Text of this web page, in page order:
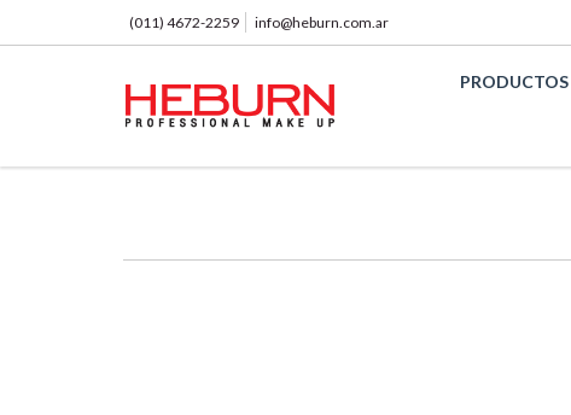
(011) 4672-2259 info@heburn.com.ar
PRODUCTOS